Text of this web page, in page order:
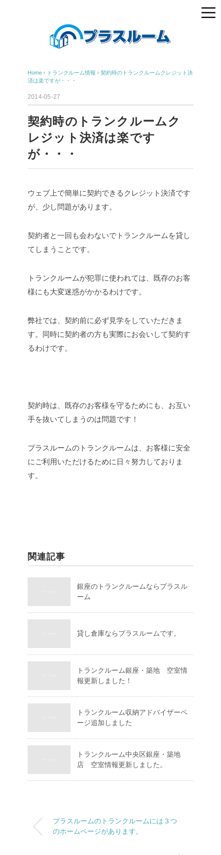
Home › トランクルーム情報 › 契約時のトランクルームクレジット決
済は楽ですが・・・
2014-05-27
契約時のトランクルームク
レジット決済は楽です
が・・・
ウェブ上で簡単に契約できるクレジット決済です
が、少し問題があります。
契約者と一回も会わないでトランクルームを貸し
てしまうことです。
トランクルームが犯罪に使われては、既存のお客
様にも大変迷惑がかかるわけです。
弊社では、契約前に必ず見学をしていただきま
す。同時に契約者の方も実際にお会いして契約す
るわけです。
契約時は、既存のお客様を守るためにも、お互い
手を抜いてしまうのは問題です！
プラスルームのトランクルームは、お客様に安全
にご利用いただけるために日々努力しておりま
す。
関連記事
銀座のトランクルームならプラスル
ーム
貸し倉庫ならプラスルームです。
トランクルーム銀座・築地 空室情
報更新しました！
トランクルーム収納アドバイザーペ
ージ追加しました
トランクルーム中央区銀座・築地
店 空室情報更新しました。
プラスルームのトランクルームには３つ
のホームページがあります。